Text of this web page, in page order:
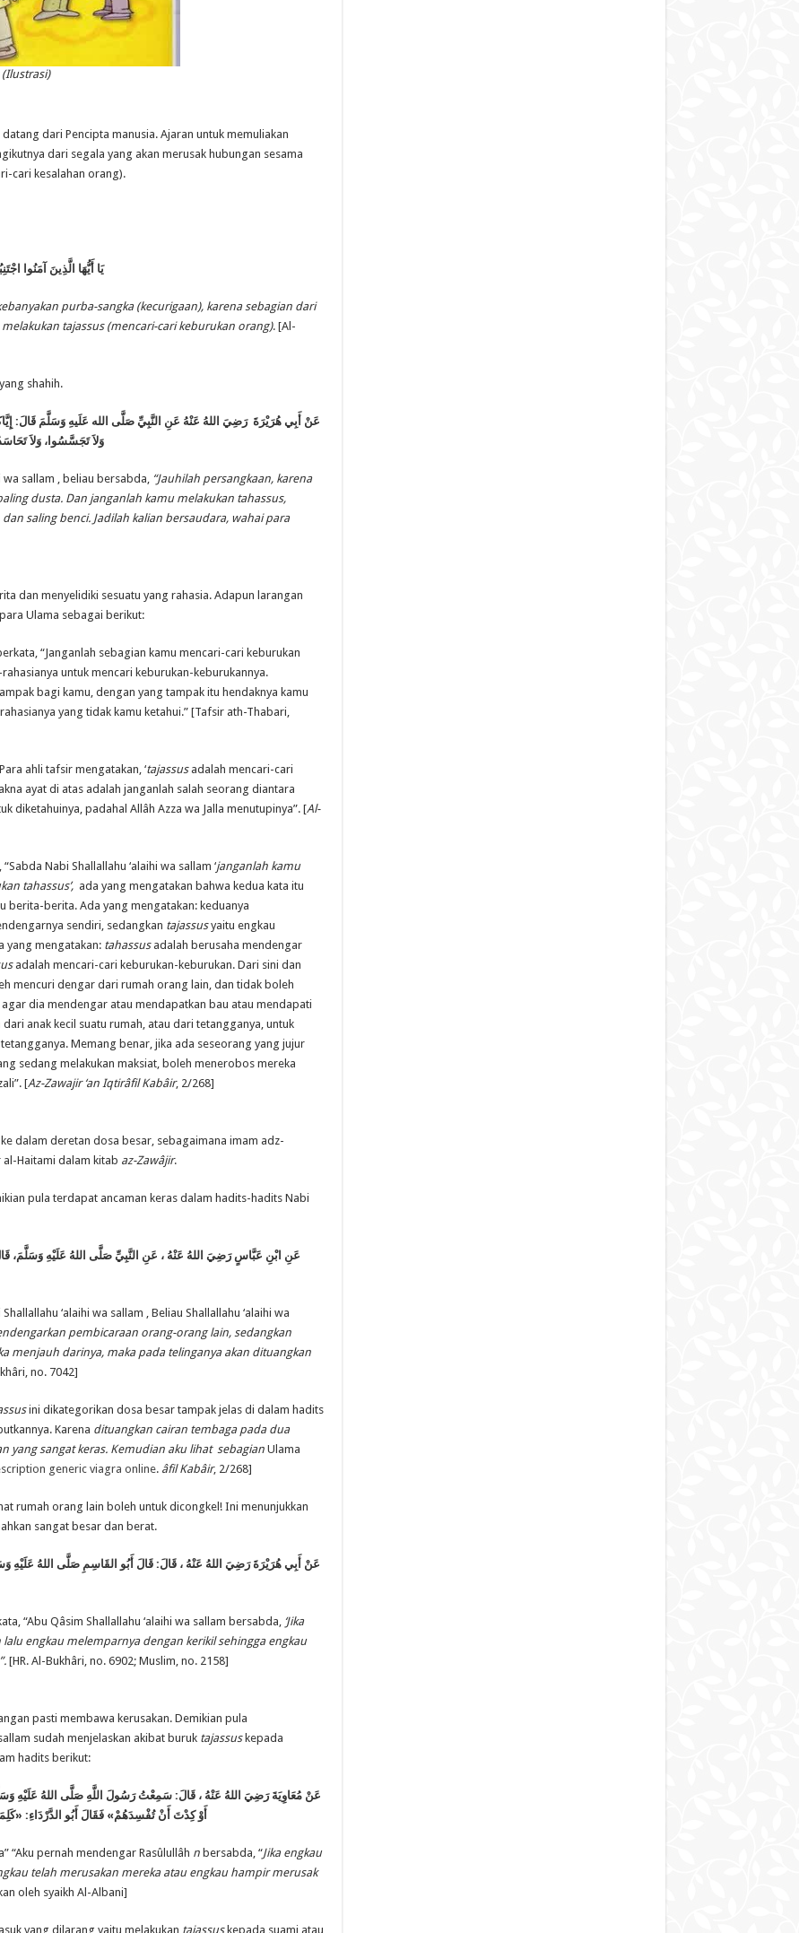
(Ilustrasi)
dari Pencipta manusia. Ajaran untuk memuliakan
dari segala yang akan merusak hubungan sesama
cari kesalahan orang).
يَا أَيُّهَا الَّذِينَ آمَنُوا
purba-sangka (kecurigaan), karena sebagian dari
tajassus (mencari-cari keburukan orang). [Al-
shahih.
عَنْ أَبِي هُرَيْرَةَ رَضِيَ اللهُ عَنْهُ عَنِ النَّبِيِّ صَلَّى الله عَلَيهِ وَسَلَّمَ قَالَ:
وَلاَ تَجَسَّسُوا، وَلاَ
wa sallam , beliau bersabda,“Jauhilah persangkaan, karena
dusta. Dan janganlah kamu melakukan tahassus,
saling benci. Jadilah kalian bersaudara, wahai para
dan menyelidiki sesuatu yang rahasia. Adapun larangan
Ulama sebagai berikut:
“Janganlah sebagian kamu mencari-cari keburukan
untuk mencari keburukan-keburukannya.
bagi kamu, dengan yang tampak itu hendaknya kamu
yang tidak kamu ketahui.” [Tafsir ath-Thabari,
ahli tafsir mengatakan, ‘tajassusadalah mencari-cari
ayat di atas adalah janganlah salah seorang diantara
diketahuinya, padahal Allâh Azza wa Jalla menutupinya”. [Al-
Nabi Shallallahu ‘alaihi wa sallam ‘janganlah kamu
tahassus’, ada yang mengatakan bahwa kedua kata itu
berita-berita. Ada yang mengatakan: keduanya
sendiri, sedangkan tajassusyaitu engkau
yang mengatakan: tahassusadalah berusaha mendengar
adalah mencari-cari keburukan-keburukan. Dari sini dan
mencuri dengar dari rumah orang lain, dan tidak boleh
dia mendengar atau mendapatkan bau atau mendapati
anak kecil suatu rumah, atau dari tetangganya, untuk
Memang benar, jika ada seseorang yang jujur
sedang melakukan maksiat, boleh menerobos mereka
[Az-Zawajir ‘an Iqtirâfil Kabâir, 2/268]
dalam deretan dosa besar, sebagaimana imam adz-
Haitami dalam kitab az-Zawâjir.
pula terdapat ancaman keras dalam hadits-hadits Nabi
عَنِ ابْنِ عَبَّاسٍ رَضِيَ اللهُ عَنْهُ ، عَنِ النَّبِيِّ صَلَّى اللهُ عَلَيْهِ وَسَلَّمَ،
‘alaihi wa sallam , Beliau Shallallahu ‘alaihi wa
pembicaraan orang-orang lain, sedangkan
menjauh darinya, maka pada telinganya akan dituangkan
no. 7042]
ini dikategorikan dosa besar tampak jelas di dalam hadits
Karena dituangkan cairan tembaga pada dua
yang sangat keras. Kemudian aku lihat sebagian Ulama
generic viagra online. âfil Kabâir, 2/268]
rumah orang lain boleh untuk dicongkel! Ini menunjukkan
sangat besar dan berat.
عَنْ أَبِي هُرَيْرَةَ رَضِيَ اللهُ عَنْهُ ، قَالَ: قَالَ أَبُو القَاسِمِ صَلَّى اللهُ عَلَيْهِ
“Abu Qâsim Shallallahu ‘alaihi wa sallam bersabda,‘Jika
engkau melemparnya dengan kerikil sehingga engkau
[HR. Al-Bukhâri, no. 6902; Muslim, no. 2158]
pasti membawa kerusakan. Demikian pula
sudah menjelaskan akibat buruk tajassuskepada
hadits berikut:
عَنْ مُعَاوِيَةَ رَضِيَ اللهُ عَنْهُ ، قَالَ: سَمِعْتُ رَسُولَ اللَّهِ صَلَّى اللهُ عَلَيْهِ
أَوْ كِدْتَ أَنْ تُفْسِدَهُمْ» فَقَالَ أَبُو الدَّرْدَاءِ:
“Aku pernah mendengar Rasûlullâh nbersabda, “Jika engkau
telah merusakan mereka atau engkau hampir merusak
oleh syaikh Al-Albani]
yang dilarang yaitu melakukan tajassuskepada suami atau